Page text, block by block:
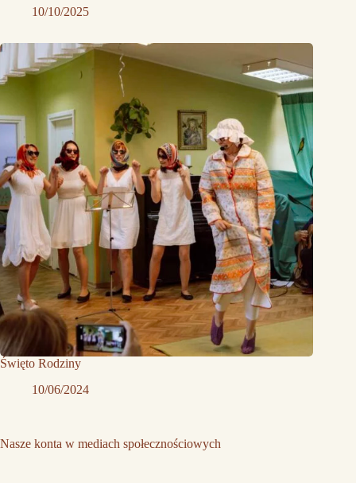
10/10/2025
Święto Rodziny
10/06/2024
Nasze konta w mediach społecznościowych